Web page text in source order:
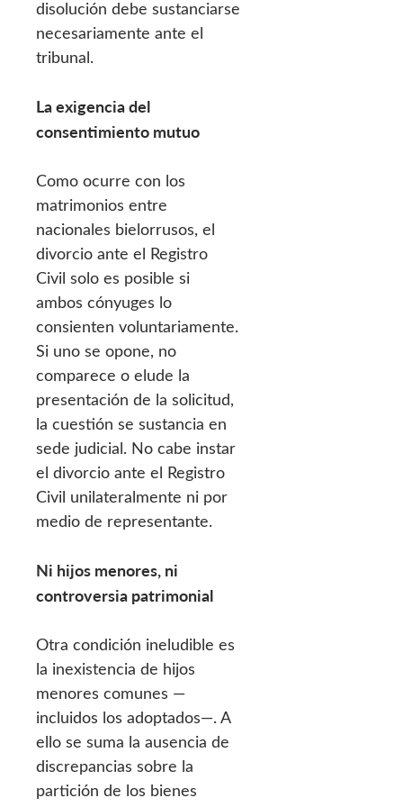
disolución debe sustanciarse
necesariamente ante el
tribunal.
La exigencia del
consentimiento mutuo
Como ocurre con los
matrimonios entre
nacionales bielorrusos, el
divorcio ante el Registro
Civil solo es posible si
ambos cónyuges lo
consienten voluntariamente.
Si uno se opone, no
comparece o elude la
presentación de la solicitud,
la cuestión se sustancia en
sede judicial. No cabe instar
el divorcio ante el Registro
Civil unilateralmente ni por
medio de representante.
Ni hijos menores, ni
controversia patrimonial
Otra condición ineludible es
la inexistencia de hijos
menores comunes —
incluidos los adoptados—. A
ello se suma la ausencia de
discrepancias sobre la
partición de los bienes